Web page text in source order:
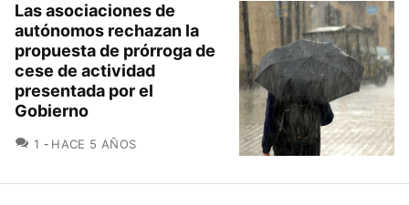
Las asociaciones de
autónomos rechazan la
propuesta de prórroga de
cese de actividad
presentada por el
Gobierno
1 COMENTARIOS
HACE 5 AÑOS